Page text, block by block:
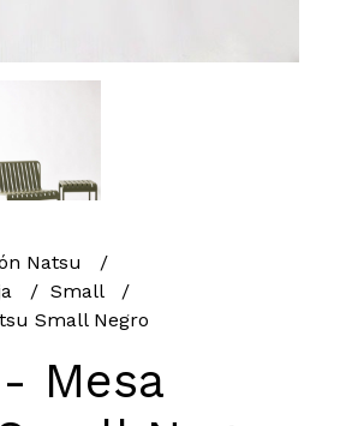
Natsu
Small
Small Negro
Mesa